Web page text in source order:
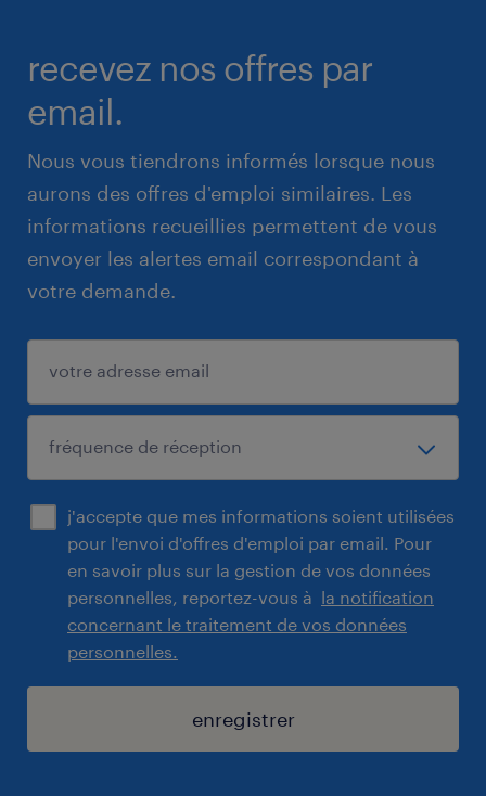
recevez nos offres par
email.
Nous vous tiendrons informés lorsque nous
aurons des offres d'emploi similaires. Les
informations recueillies permettent de vous
envoyer les alertes email correspondant à
votre demande.
j'accepte que mes informations soient utilisées
pour l'envoi d'offres d'emploi par email. Pour
en savoir plus sur la gestion de vos données
personnelles, reportez-vous à la notification
concernant le traitement de vos données
personnelles.
enregistrer